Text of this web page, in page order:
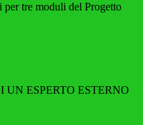
per tre moduli del Progetto
ESPERTO ESTERNO